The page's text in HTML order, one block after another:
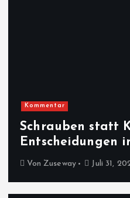
Kommentar
Schrauben statt
Entscheidungen
Von Zuseway Juli 31,